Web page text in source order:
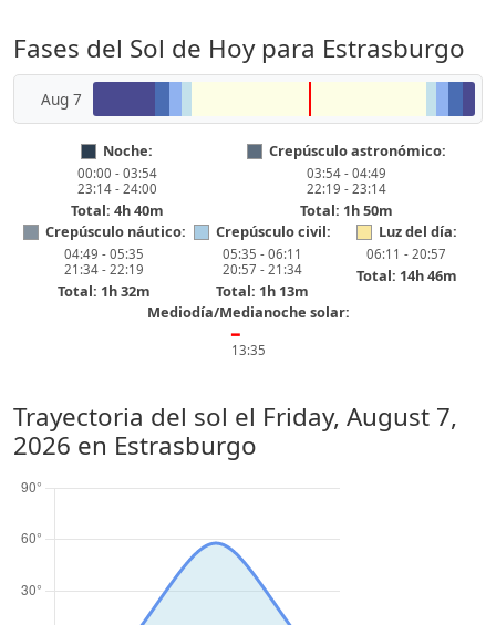
Fases del Sol de Hoy para Estrasburgo
Aug 7
Noche:
00:00 - 03:54
23:14 - 24:00
Total: 4h 40m
Crepúsculo astronómico:
03:54 - 04:49
22:19 - 23:14
Total: 1h 50m
Crepúsculo náutico:
04:49 - 05:35
21:34 - 22:19
Total: 1h 32m
Crepúsculo civil:
05:35 - 06:11
20:57 - 21:34
Total: 1h 13m
Luz del día:
06:11 - 20:57
Total: 14h 46m
Mediodía/Medianoche solar:
━
13:35
Trayectoria del sol el Friday, August 7,
2026 en Estrasburgo